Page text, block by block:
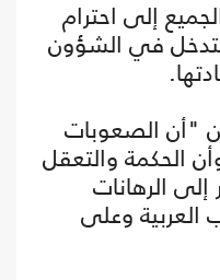
إلى احترام
في الشؤون
"أن الصعوبات
الحكمة والتعقل
إلى الرهانات
العربية وعلى